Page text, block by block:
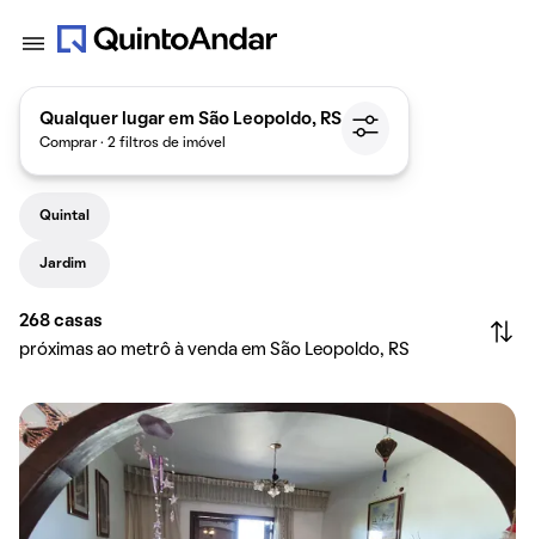
Qualquer lugar em São Leopoldo, RS
Comprar · 2 filtros de imóvel
Quintal
Jardim
268 casas
próximas ao metrô à venda em São Leopoldo, RS